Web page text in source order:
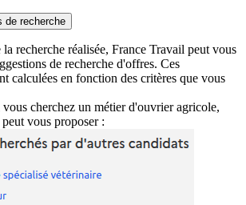
de recherche
recherche réalisée, France Travail peut vous
de recherche d'offres. Ces
calculées en fonction des critères que vous
vous cherchez un métier d'ouvrier agricole,
vous proposer :